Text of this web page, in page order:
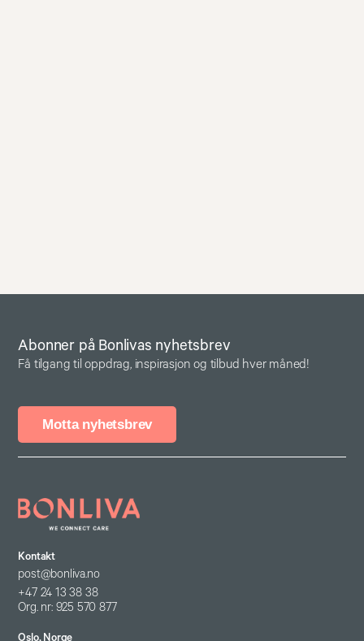
Abonner på Bonlivas nyhetsbrev
Få tilgang til oppdrag, inspirasjon og tilbud hver måned!
Motta nyhetsbrev
Kontakt
post@bonliva.no
+47 24 13 38 38
Org. nr: 925 570 877
Oslo, Norge